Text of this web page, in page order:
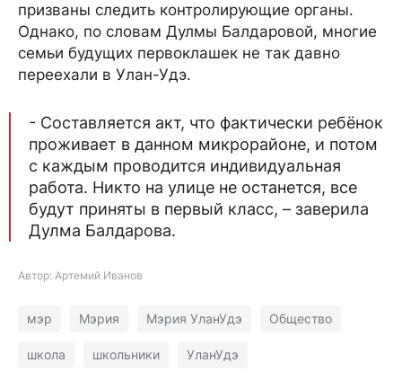
призваны следить контролирующие органы.
Однако, по словам Дулмы Балдаровой, многие
семьи будущих первоклашек не так давно
переехали в Улан-Удэ.
- Составляется акт, что фактически ребёнок
проживает в данном микрорайоне, и потом
с каждым проводится индивидуальная
работа. Никто на улице не останется, все
будут приняты в первый класс, – заверила
Дулма Балдарова.
Автор: Артемий Иванов
мэр Мэрия Мэрия УланУдэ Общество
школа школьники УланУдэ